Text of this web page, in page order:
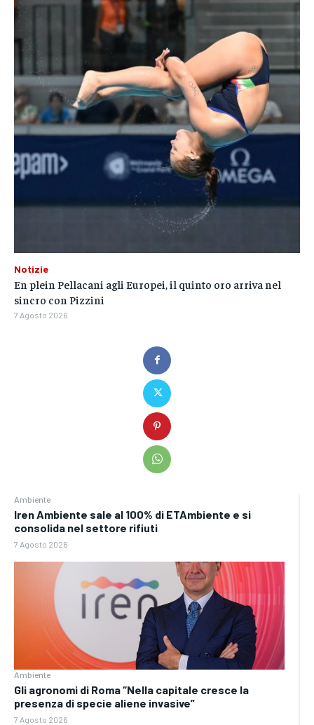
Ambiente
Iren Ambiente sale al 100% di ETAmbiente e si
consolida nel settore rifiuti
7 Agosto 2026
Ambiente
Gli agronomi di Roma “Nella capitale cresce la
presenza di specie aliene invasive”
7 Agosto 2026
Notizie
En plein Pellacani agli Europei, il quinto oro arriva nel
sincro con Pizzini
7 Agosto 2026